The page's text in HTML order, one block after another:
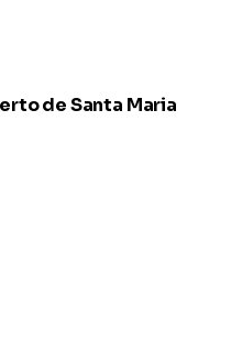
de Santa Maria